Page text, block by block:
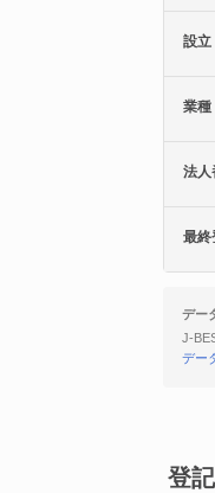
設立
業種
法人
最終
デー
J-
デー
登